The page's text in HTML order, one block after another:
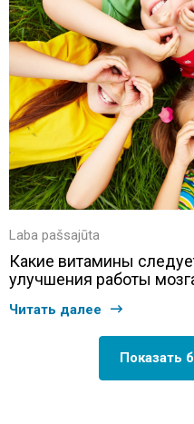
Laba pašsajūta
Какие витамины
улучшения работы
Читать далее
Показать